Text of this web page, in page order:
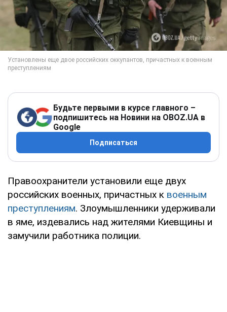
Будьте первыми в курсе главного –
подпишитесь на Новини на OBOZ.UA в
Google
Подписаться
Правоохранители установили еще двух
российских военных, причастных к военным
преступлениям. Злоумышленники удерживали
в яме, издевались над жителями Киевщины и
замучили работника полиции.